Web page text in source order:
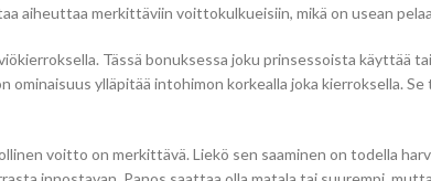
aiheuttaa merkittäviin voittokulkueisiin, mikä on usean
Tässä bonuksessa joku prinsessoista käyttää
ylläpitää intohimon korkealla joka kierroksella.
voitto on merkittävä. Liekö sen saaminen on todella